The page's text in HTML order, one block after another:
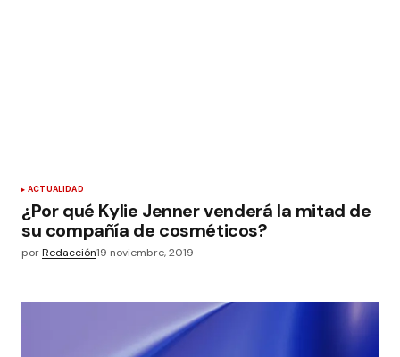
ACTUALIDAD
¿Por qué Kylie Jenner venderá la mitad de
su compañía de cosméticos?
porRedacción19 noviembre, 2019